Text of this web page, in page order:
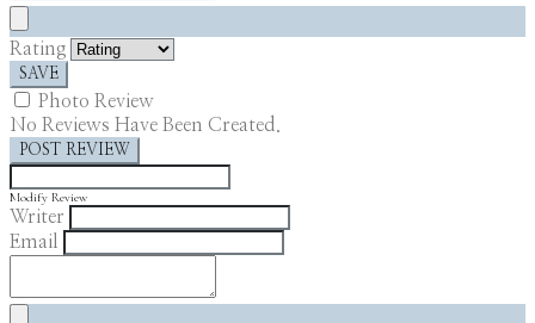
Rating
SAVE
Photo Review
No Reviews Have Been Created.
POST REVIEW
Modify Review
Writer
Email